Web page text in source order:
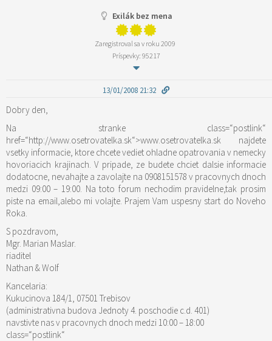
Exilák bez mena
Zaregistroval sa v roku 2009
Príspevky: 95217
13/01/2008 21:32
Dobry den,
Na stranke class=“postlink“
href=“http://www.osetrovatelka.sk“>www.osetrovatelka.sk najdete
vsetky informacie, ktore chcete vediet ohladne opatrovania v nemecky
hovoriacich krajinach. V pripade, ze budete chciet dalsie informacie
dodatocne, nevahajte a zavolajte na 0908151578 v pracovnych dnoch
medzi 09:00 – 19:00. Na toto forum nechodim pravidelne,tak prosim
piste na email,alebo mi volajte. Prajem Vam uspesny start do Noveho
Roka.
S pozdravom,
Mgr. Marian Maslar.
riaditel
Nathan & Wolf
Kancelaria:
Kukucinova 184/1, 07501 Trebisov
(administrativna budova Jednoty 4. poschodie c.d. 401)
navstivte nas v pracovnych dnoch medzi 10:00 – 18:00
class=“postlink“